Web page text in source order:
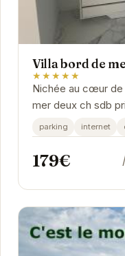
Villa bord de
★★★★★
Nichée au cœur de
mer deux ch sdb
pour des
parking internet
179€